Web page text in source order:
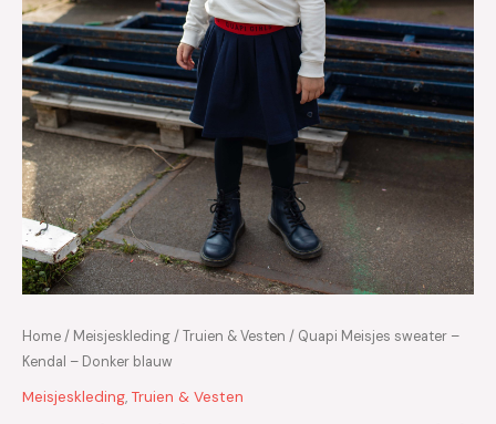
Home/ Meisjeskleding/Truien & Vesten / Quapi Meisjes sweater –
Kendal – Donker blauw
Meisjeskleding, Truien & Vesten